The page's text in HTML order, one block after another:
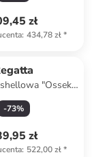
zł
: 434,78 zł*
"Ossek"
bordowym
-73%
zł
: 522,00 zł*